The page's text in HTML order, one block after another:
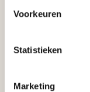
Voorkeuren
Statistieken
Marketing